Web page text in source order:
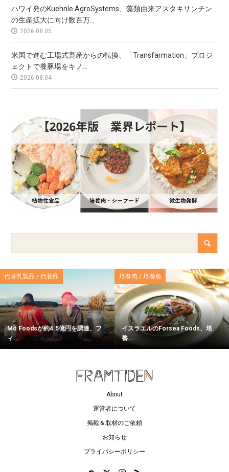
ハワイ発のKuehnle AgroSystems、藻類由来アスタキサンチン
の生産拡大に向け数百万...
2026.08.05
米国で進む工場式畜産からの転換、「Transfarmation」プロジ
ェクトで養豚場をキノ...
2026.08.04
代替乳製品 / 代替卵
Mö Foodsが約4.5億円を調達、フ
ィ...
培養肉 / 培養魚
イスラエルのForsea Foods、培
養...
About
運営者について
掲載＆取材のご依頼
お知らせ
プライバシーポリシー